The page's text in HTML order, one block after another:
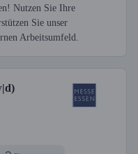
Nutzen Sie Ihre
Sie unser
Arbeitsumfeld.